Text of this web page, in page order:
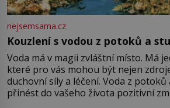
nejsemsama.cz
Kouzlení s vodou z potoků a
Voda má v magii zvláštní místo. Má
které pro vás mohou být nejen
duchovní síly a léčení. Voda z
přinést do vašeho života pozitivní